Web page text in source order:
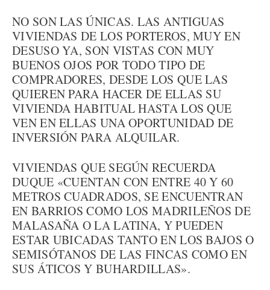
NO SON LAS ÚNICAS. LAS ANTIGUAS
VIVIENDAS DE LOS PORTEROS, MUY EN
DESUSO YA, SON VISTAS CON MUY
BUENOS OJOS POR TODO TIPO DE
COMPRADORES, DESDE LOS QUE LAS
QUIEREN PARA HACER DE ELLAS SU
VIVIENDA HABITUAL HASTA LOS QUE
VEN EN ELLAS UNA OPORTUNIDAD DE
INVERSIÓN PARA ALQUILAR.
VIVIENDAS QUE SEGÚN RECUERDA
DUQUE «CUENTAN CON ENTRE 40 Y 60
METROS CUADRADOS, SE ENCUENTRAN
EN BARRIOS COMO LOS MADRILEÑOS DE
MALASAÑA O LA LATINA, Y PUEDEN
ESTAR UBICADAS TANTO EN LOS BAJOS O
SEMISÓTANOS DE LAS FINCAS COMO EN
SUS ÁTICOS Y BUHARDILLAS».